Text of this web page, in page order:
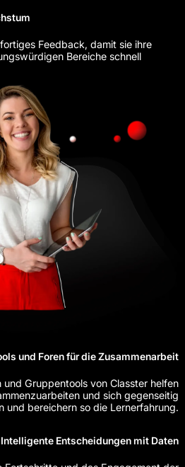
Feedback, damit sie ihre
Bereiche schnell
und Foren für die Zusammenarbeit
und Gruppentools von Classter helfen
und sich gegenseitig
und bereichern so die Lernerfahrung.
Intelligente Entscheidungen mit Daten